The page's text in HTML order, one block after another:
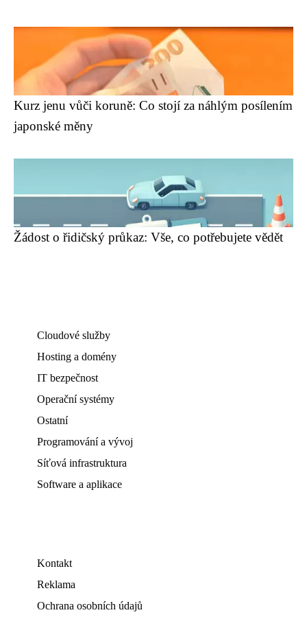
Kurz jenu vůči koruně: Co stojí za náhlým posílením
japonské měny
Žádost o řidičský průkaz: Vše, co potřebujete vědět
Cloudové služby
Hosting a domény
IT bezpečnost
Operační systémy
Ostatní
Programování a vývoj
Síťová infrastruktura
Software a aplikace
Kontakt
Reklama
Ochrana osobních údajů